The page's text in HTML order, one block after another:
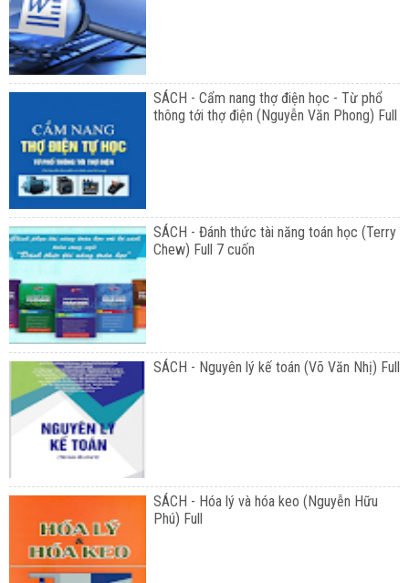
SÁCH - Cẩm nang thợ điện học - Từ phổ
thông tới thợ điện (Nguyễn Văn Phong) Full
SÁCH - Đánh thức tài năng toán học (Terry
Chew) Full 7 cuốn
SÁCH - Nguyên lý kế toán (Võ Văn Nhị) Full
SÁCH - Hóa lý và hóa keo (Nguyễn Hữu
Phú) Full